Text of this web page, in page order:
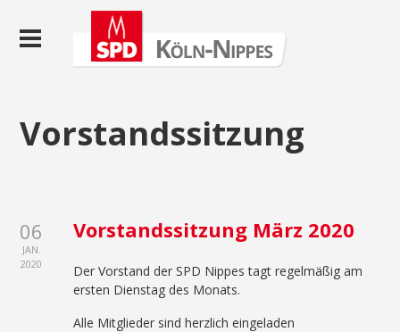
Vorstandssitzung
06
JAN.
2020
Vorstandssitzung März 2020
Der Vorstand der SPD Nippes tagt regelmäßig am
ersten Dienstag des Monats.
Alle Mitglieder sind herzlich eingeladen